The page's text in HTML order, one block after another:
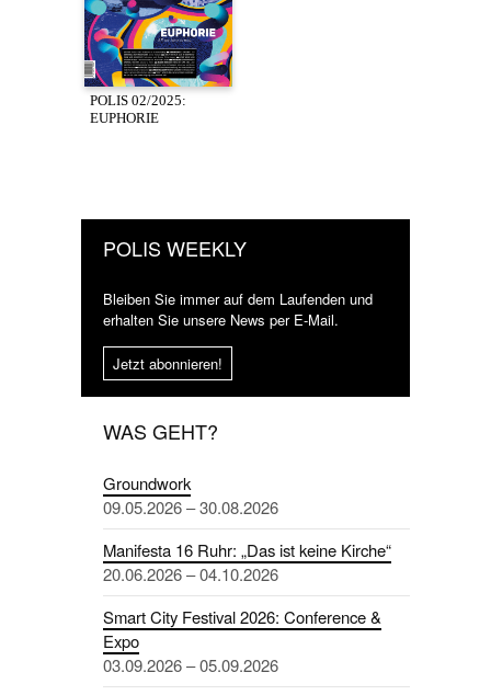
POLIS 02/2025:
EUPHORIE
POLIS WEEKLY
Bleiben Sie immer auf dem Laufenden und
erhalten Sie unsere News per E-Mail.
Jetzt abonnieren!
WAS GEHT?
Groundwork
09.05.2026 – 30.08.2026
Manifesta 16 Ruhr: „Das ist keine Kirche“
20.06.2026 – 04.10.2026
Smart City Festival 2026: Conference &
Expo
03.09.2026 – 05.09.2026